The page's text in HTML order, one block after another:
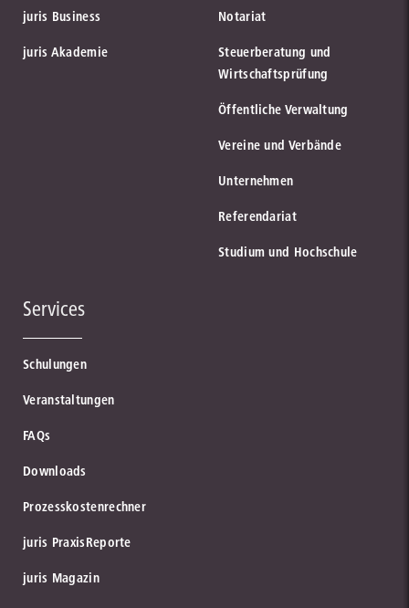
juris Business
juris Akademie
Notariat
Steuerberatung und
Wirtschaftsprüfung
Öffentliche Verwaltung
Vereine und Verbände
Unternehmen
Referendariat
Studium und Hochschule
Services
Schulungen
Veranstaltungen
FAQs
Downloads
Prozesskostenrechner
juris PraxisReporte
juris Magazin